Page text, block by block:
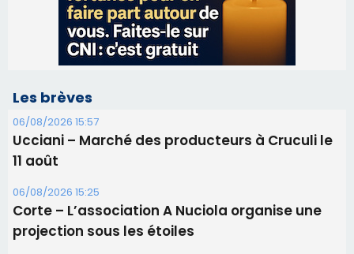
Les brèves
06/08/2026 15:57
Ucciani – Marché des producteurs à Cruculi le
11 août
06/08/2026 15:25
Corte – L’association A Nuciola organise une
projection sous les étoiles